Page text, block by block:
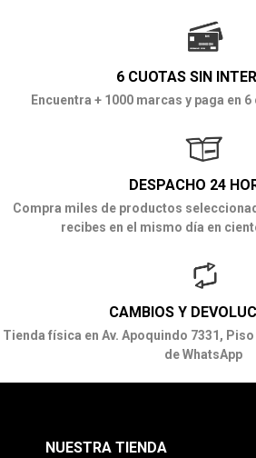
6 CUOTAS SIN
Encuentra + 1000 marcas y paga en
DESPACHO 24
Compra miles de productos
recibes en el mismo día en
CAMBIOS Y
Tienda física en Av. Apoquindo 7331,
de WhatsApp
NUESTRA TIENDA